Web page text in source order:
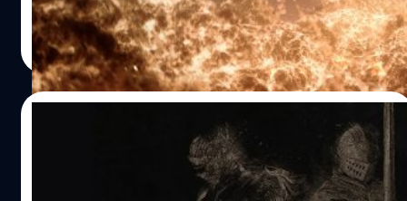
จีรนาถ เรืองทรัพย์| 1278 days ago
Read More
รู้ว่าเจ็บแต่เต็มใจ… Souls Series เกมยากที่